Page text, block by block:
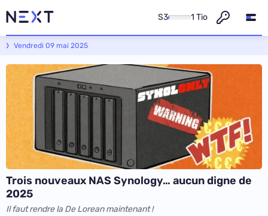
S3 1 Tio
Next - L'actualité informatique et numérique
Vendredi 09 mai 2025
Trois nouveaux NAS Synology… aucun digne de
2025
Il faut rendre la De Lorean maintenant !